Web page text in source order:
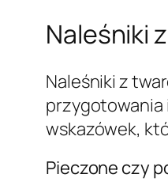
Naleśniki
Naleśniki z
przygotowania
wskazówek,
Pieczone czy